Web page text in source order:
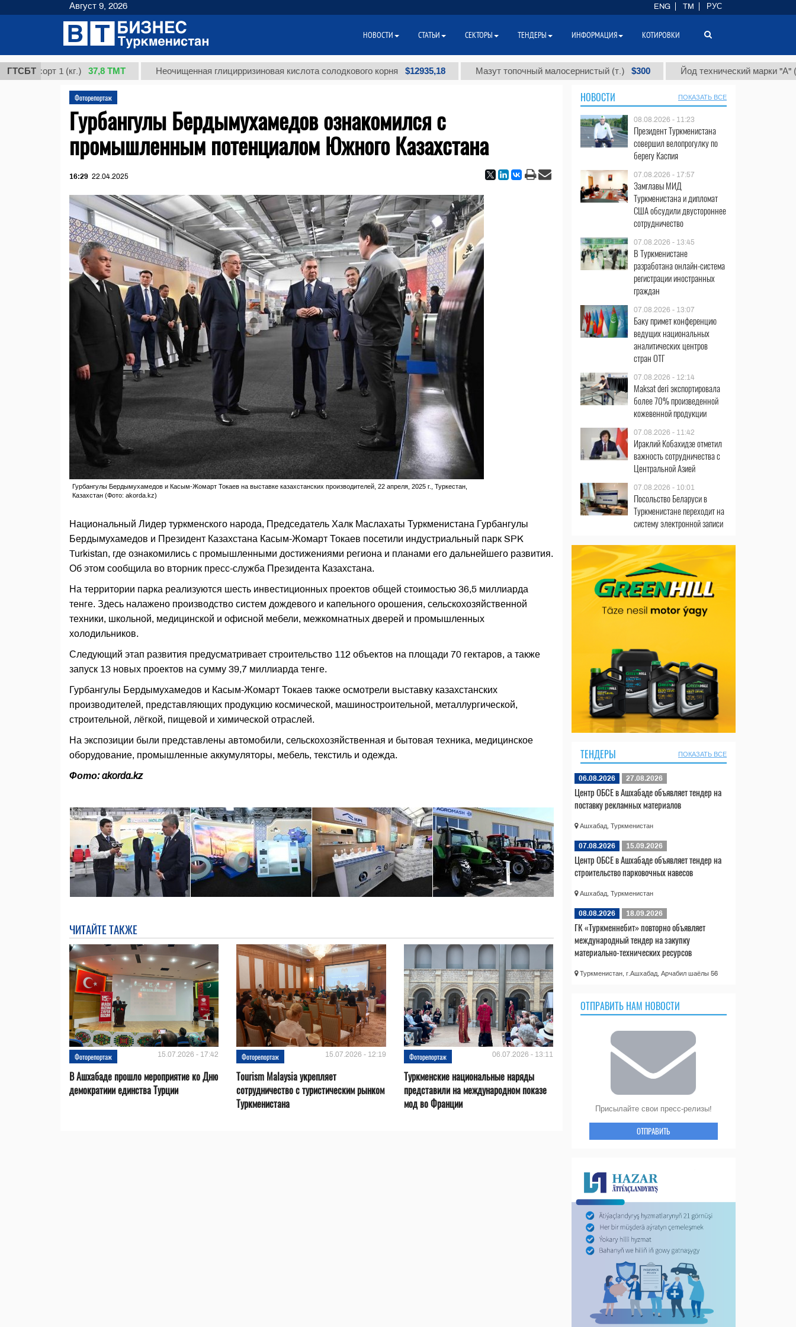
ГТСБТ
сорт 1 (кг.) 37,8 ТМТ Неочищенная глицирризиновая кислота солодкового корня $12935,18 Мазут топочный малосернистый (т.) $300 Йод технический марки "А" (т.)
Фоторепортаж
Гурбангулы Бердымухамедов ознакомился с
промышленным потенциалом Южного Казахстана
16:29 22.04.2025
Гурбангулы Бердымухамедов и Касым-Жомарт Токаев на выставке казахстанских производителей, 22 апреля, 2025 г., Туркестан,
Казахстан (Фото: akorda.kz)
Национальный Лидер туркменского народа, Председатель Халк Маслахаты Туркменистана Гурбангулы
Бердымухамедов и Президент Казахстана Касым-Жомарт Токаев посетили индустриальный парк SPK
Turkistan, где ознакомились с промышленными достижениями региона и планами его дальнейшего развития.
Об этом сообщила во вторник пресс-служба Президента Казахстана.
На территории парка реализуются шесть инвестиционных проектов общей стоимостью 36,5 миллиарда
тенге. Здесь налажено производство систем дождевого и капельного орошения, сельскохозяйственной
техники, школьной, медицинской и офисной мебели, межкомнатных дверей и промышленных
холодильников.
Следующий этап развития предусматривает строительство 112 объектов на площади 70 гектаров, а также
запуск 13 новых проектов на сумму 39,7 миллиарда тенге.
Гурбангулы Бердымухамедов и Касым-Жомарт Токаев также осмотрели выставку казахстанских
производителей, представляющих продукцию космической, машиностроительной, металлургической,
строительной, лёгкой, пищевой и химической отраслей.
На экспозиции были представлены автомобили, сельскохозяйственная и бытовая техника, медицинское
оборудование, промышленные аккумуляторы, мебель, текстиль и одежда.
Фото: akorda.kz
ЧИТАЙТЕ ТАКЖЕ
Фоторепортаж 15.07.2026 - 17:42
В Ашхабаде прошло мероприятие ко Дню
демократиии единства Турции
Фоторепортаж 15.07.2026 - 12:19
Tourism Malaysia укрепляет
сотрудничество с туристическим рынком
Туркменистана
Фоторепортаж 06.07.2026 - 13:11
Туркменские национальные наряды
представили на международном показе
мод во Франции
НОВОСТИ ПОКАЗАТЬ ВСЕ
08.08.2026 - 11:23
Президент Туркменистана
совершил велопрогулку по
берегу Каспия
07.08.2026 - 17:57
Замглавы МИД
Туркменистана и дипломат
США обсудили двустороннее
сотрудничество
07.08.2026 - 13:45
В Туркменистане
разработана онлайн-система
регистрации иностранных
граждан
07.08.2026 - 13:07
Баку примет конференцию
ведущих национальных
аналитических центров
стран ОТГ
07.08.2026 - 12:14
Maksat deri экспортировала
более 70% произведенной
кожевенной продукции
07.08.2026 - 11:42
Ираклий Кобахидзе отметил
важность сотрудничества с
Центральной Азией
07.08.2026 - 10:01
Посольство Беларуси в
Туркменистане переходит на
систему электронной записи
ТЕНДЕРЫ ПОКАЗАТЬ ВСЕ
06.08.2026 27.08.2026
Центр ОБСЕ в Ашхабаде объявляет тендер на
поставку рекламных материалов
Ашхабад, Туркменистан
07.08.2026 15.09.2026
Центр ОБСЕ в Ашхабаде объявляет тендер на
строительство парковочных навесов
Ашхабад, Туркменистан
08.08.2026 18.09.2026
ГК «Туркменнебит» повторно объявляет
международный тендер на закупку
материально-технических ресурсов
Туркменистан, г.Ашхабад, Арчабил шаёлы 56
ОТПРАВИТЬ НАМ НОВОСТИ
Присылайте свои пресс-релизы!
ОТПРАВИТЬ
Август 9, 2026 ENG TM РУС
НОВОСТИ СТАТЬИ СЕКТОРЫ ТЕНДЕРЫ ИНФОРМАЦИЯ КОТИРОВКИ